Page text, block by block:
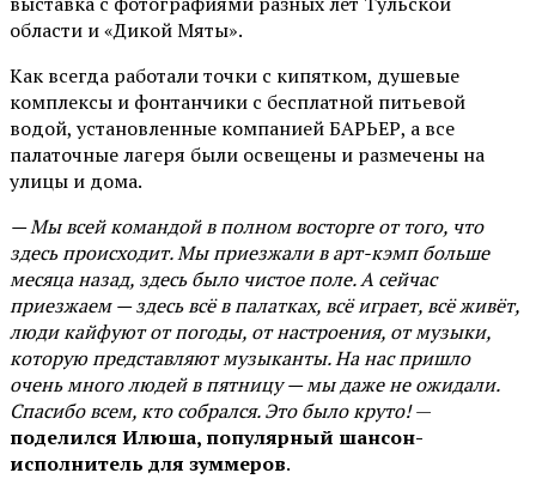
области и «Дикой Мяты».
Как всегда работали точки с кипятком, душевые
комплексы и фонтанчики с бесплатной питьевой
водой, установленные компанией БАРЬЕР, а все
палаточные лагеря были освещены и размечены на
улицы и дома.
— Мы всей командой в полном восторге от того, что
здесь происходит. Мы приезжали в арт-кэмп больше
месяца назад, здесь было чистое поле. А сейчас
приезжаем — здесь всё в палатках, всё играет, всё живёт,
люди кайфуют от погоды, от настроения, от музыки,
которую представляют музыканты. На нас пришло
очень много людей в пятницу — мы даже не ожидали.
Спасибо всем, кто собрался. Это было круто!—
поделился Илюша, популярный шансон-
исполнитель для зуммеров.